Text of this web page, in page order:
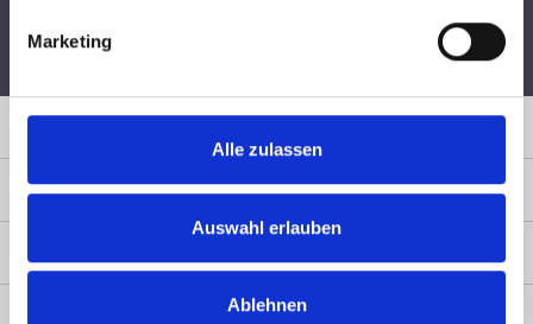
Marketing
Alle zulassen
Auswahl erlauben
Ablehnen
Schnelle Lieferung per
Persönliche
Sicher Einkaufen
Zahlungsart
Service & Rechtliches